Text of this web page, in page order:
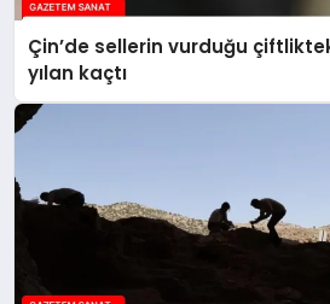
Çin’de sellerin vurduğu
yılan kaçtı